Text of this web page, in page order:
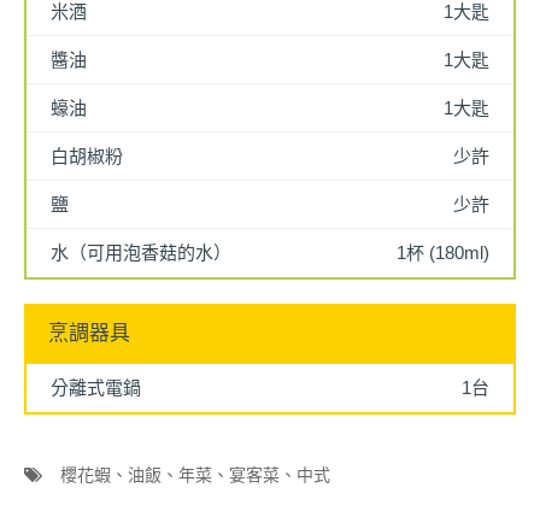
米酒 1大匙
醬油 1大匙
蠔油 1大匙
白胡椒粉 少許
鹽 少許
水（可用泡香菇的水） 1杯 (180ml)
烹調器具
分離式電鍋 1台
櫻花蝦 油飯 年菜 宴客菜 中式